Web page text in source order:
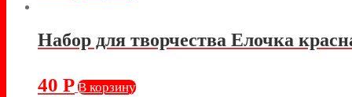
Набор для творчества Елочка
40 Р В корзину